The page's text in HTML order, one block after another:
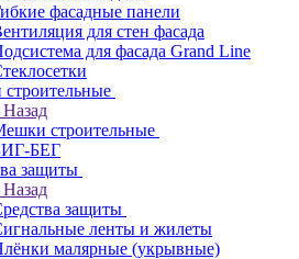
фасадные панели
для стен фасада
для фасада Grand Line
Назад
строительные
БЕГ
защиты
Назад
защиты
ленты и жилеты
малярные (укрывные)